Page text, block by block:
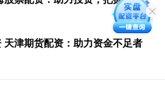
津期货配资：助力资金不足者